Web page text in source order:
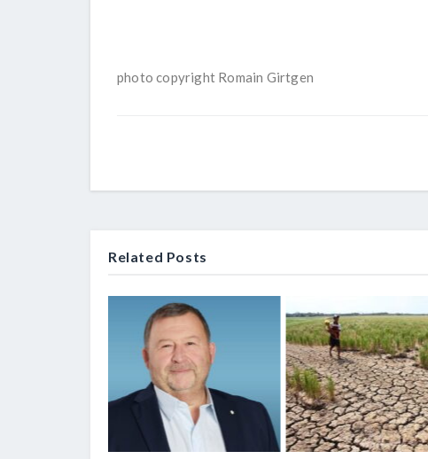
photo copyright Romain Girtgen
Related Posts